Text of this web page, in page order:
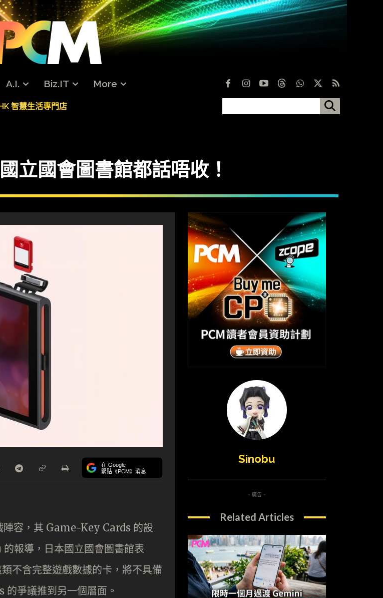
A.I. Biz.IT More
智慧生活專門店
立國會圖書館都話唔收！
在 Google
緊貼《PCM》消息
容，其 Game-Key Cards 的設
報導，日本國立國會圖書館表
不含完整遊戲數據的卡，將不具備
爭議推到另一個層面。
Sinobu
- 廣告 -
Related Articles